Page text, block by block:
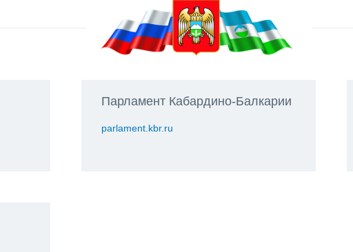
Парламент Кабардино-Балкарии
parlament.kbr.ru